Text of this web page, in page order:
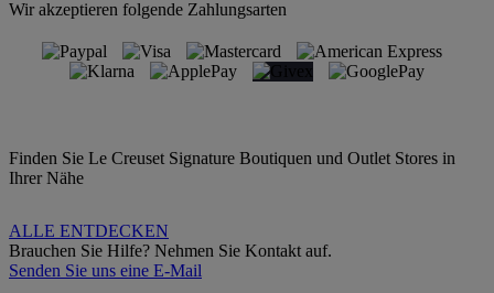
Wir akzeptieren folgende Zahlungsarten
Finden Sie Le Creuset Signature Boutiquen und Outlet Stores in
Ihrer Nähe
ALLE ENTDECKEN
Brauchen Sie Hilfe? Nehmen Sie Kontakt auf.
Senden Sie uns eine E-Mail